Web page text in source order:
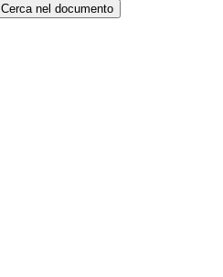
Cerca nel documento